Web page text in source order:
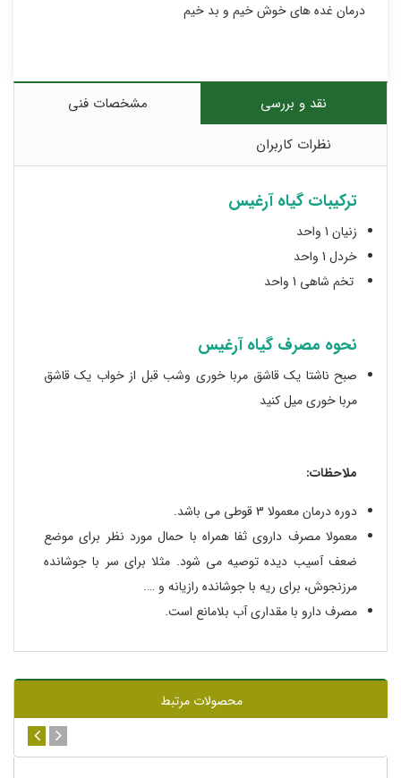
درمان غده های خوش خیم و بد خیم
نقد و بررسی
مشخصات فنی
نظرات کاربران
ترکیبات گیاه آرغیس
زنیان 1 واحد
خردل 1 واحد
تخم شاهی 1 واحد
نحوه مصرف گیاه آرغیس
صبح ناشتا یک قاشق مربا خورى وشب قبل از خواب یک قاشق
مربا خورى میل کنید
ملاحظات:
دوره درمان معمولا 3 قوطى مى باشد.
معمولا مصرف داروی ثفا همراه با حمال مورد نظر برای موضع
ضعف آسیب دیده توصیه می شود. مثلا برای سر با جوشانده
مرزنجوش، برای ریه با جوشانده رازیانه و ….
مصرف دارو با مقداری آب بلامانع است.
محصولات مرتبط